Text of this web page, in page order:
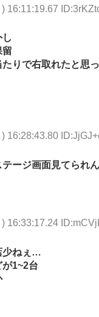
16:11:19.67
留
りで右取れたと思
16:28:43.80
ージ画面見てられん
16:33:17.24
少ねぇ…
1~2台